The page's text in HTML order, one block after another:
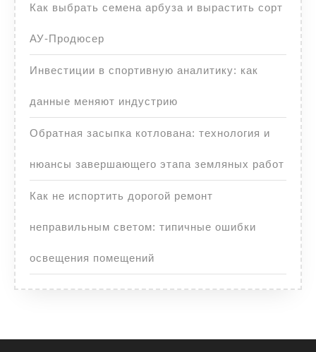
Как выбрать семена арбуза и вырастить сорт
АУ-Продюсер
Инвестиции в спортивную аналитику: как
данные меняют индустрию
Обратная засыпка котлована: технология и
нюансы завершающего этапа земляных работ
Как не испортить дорогой ремонт
неправильным светом: типичные ошибки
освещения помещений